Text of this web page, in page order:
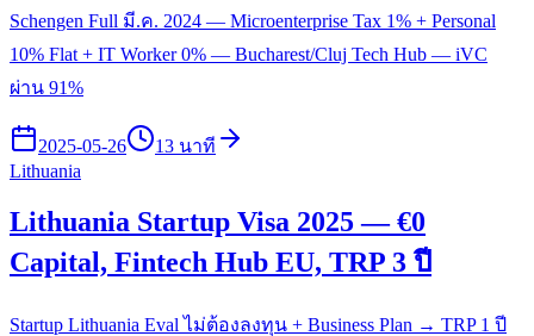
Schengen Full มี.ค. 2024 — Microenterprise Tax 1% + Personal
10% Flat + IT Worker 0% — Bucharest/Cluj Tech Hub — iVC
ผ่าน 91%
2025-05-26
13 นาที
Lithuania
Lithuania Startup Visa 2025 — €0
Capital, Fintech Hub EU, TRP 3 ปี
Startup Lithuania Eval ไม่ต้องลงทุน + Business Plan → TRP 1 ปี